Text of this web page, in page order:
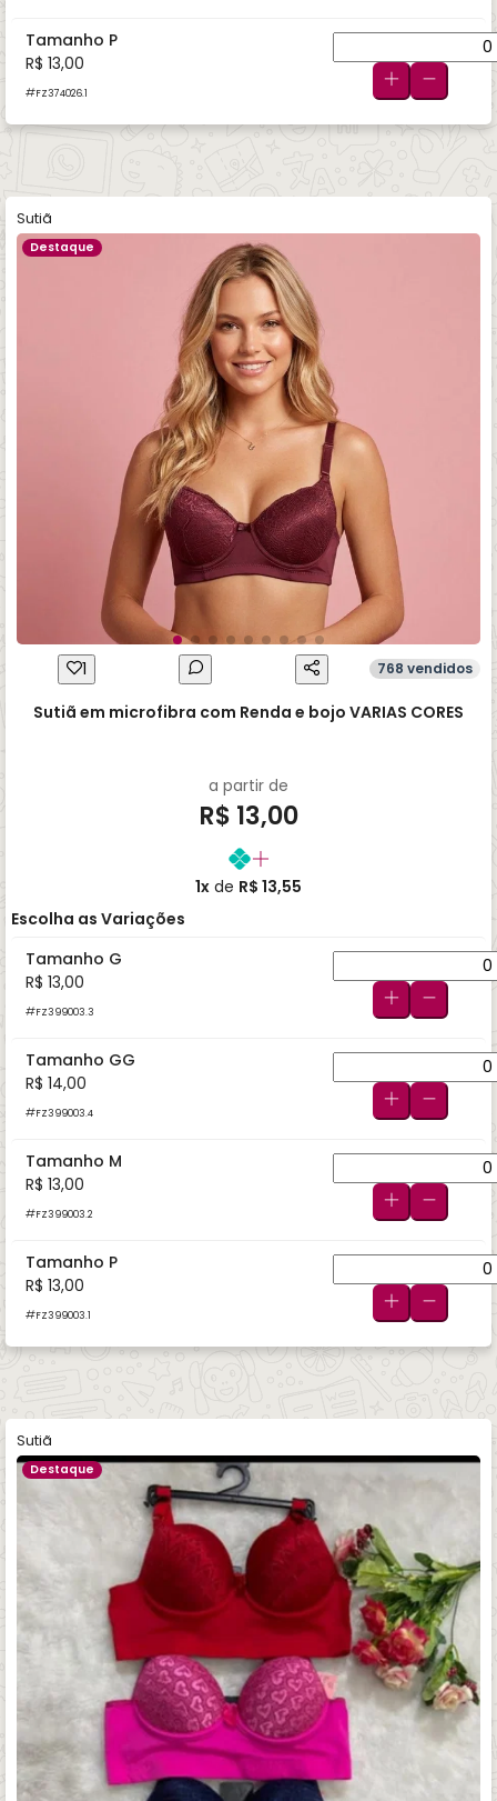
Tamanho P
R$ 13,00
FZ374026.1
Sutiã
Destaque
1 768 vendidos
Sutiã em microfibra com Renda e bojo VARIAS CORES
a partir de
R$ 13,00
1x de R$ 13,55
Escolha as Variações
Tamanho G
R$ 13,00
FZ399003.3
Tamanho GG
R$ 14,00
FZ399003.4
Tamanho M
R$ 13,00
FZ399003.2
Tamanho P
R$ 13,00
FZ399003.1
Sutiã
Destaque